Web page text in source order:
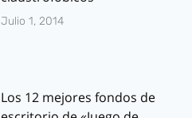
Julio 1, 2014
Los 12 mejores fondos de